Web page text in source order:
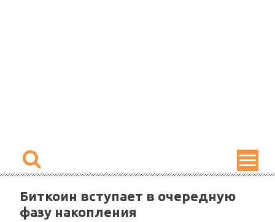
Биткоин вступает в очередную
фазу накопления